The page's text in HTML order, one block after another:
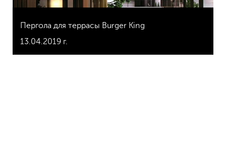
Пергола для террасы Burger King
13.04.2019 г.